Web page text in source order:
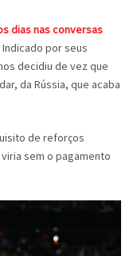
dias nas conversas
Indicado por seus
decidiu de vez que
da Rússia, que acaba
de reforços
sem o pagamento